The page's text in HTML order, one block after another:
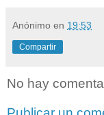
Anónimo en 19:53
Compartir
No hay